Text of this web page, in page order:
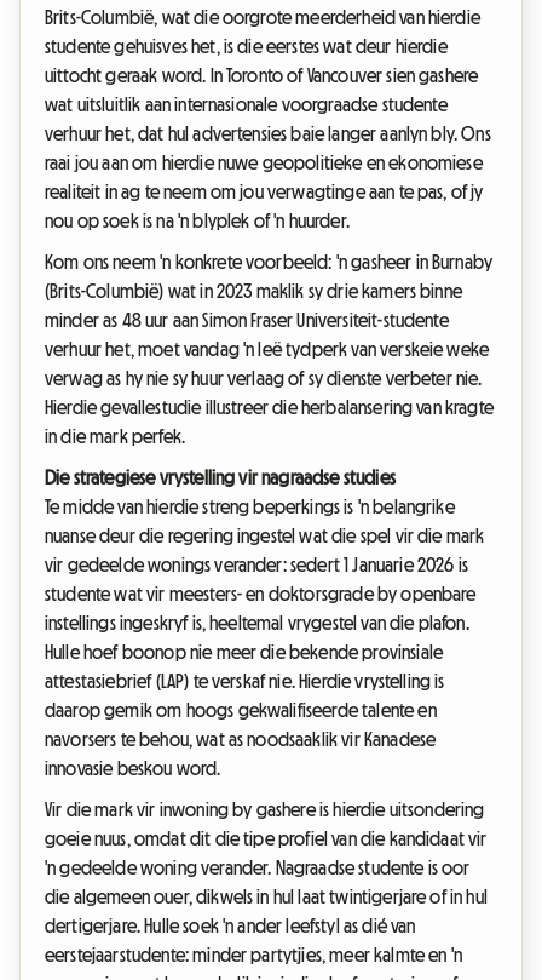
Brits-Columbië, wat die oorgrote meerderheid van hierdie
studente gehuisves het, is die eerstes wat deur hierdie
uittocht geraak word. In Toronto of Vancouver sien gashere
wat uitsluitlik aan internasionale voorgraadse studente
verhuur het, dat hul advertensies baie langer aanlyn bly. Ons
raai jou aan om hierdie nuwe geopolitieke en ekonomiese
realiteit in ag te neem om jou verwagtinge aan te pas, of jy
nou op soek is na 'n blyplek of 'n huurder.
Kom ons neem 'n konkrete voorbeeld: 'n gasheer in Burnaby
(Brits-Columbië) wat in 2023 maklik sy drie kamers binne
minder as 48 uur aan Simon Fraser Universiteit-studente
verhuur het, moet vandag 'n leë tydperk van verskeie weke
verwag as hy nie sy huur verlaag of sy dienste verbeter nie.
Hierdie gevallestudie illustreer die herbalansering van kragte
in die mark perfek.
Die strategiese vrystelling vir nagraadse studies
Te midde van hierdie streng beperkings is 'n belangrike
nuanse deur die regering ingestel wat die spel vir die mark
vir gedeelde wonings verander: sedert 1 Januarie 2026 is
studente wat vir meesters- en doktorsgrade by openbare
instellings ingeskryf is, heeltemal vrygestel van die plafon.
Hulle hoef boonop nie meer die bekende provinsiale
attestasiebrief (LAP) te verskaf nie. Hierdie vrystelling is
daarop gemik om hoogs gekwalifiseerde talente en
navorsers te behou, wat as noodsaaklik vir Kanadese
innovasie beskou word.
Vir die mark vir inwoning by gashere is hierdie uitsondering
goeie nuus, omdat dit die tipe profiel van die kandidaat vir
'n gedeelde woning verander. Nagraadse studente is oor
die algemeen ouer, dikwels in hul laat twintigerjare of in hul
dertigerjare. Hulle soek 'n ander leefstyl as dié van
eerstejaarstudente: minder partytjies, meer kalmte en 'n